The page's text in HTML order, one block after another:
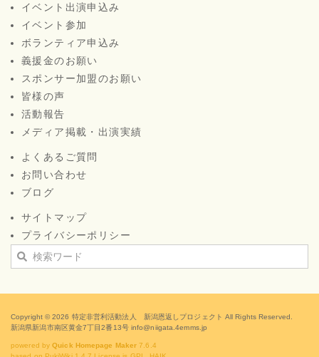
イベント出演申込み
イベント参加
ボランティア申込み
義援金のお願い
スポンサー加盟のお願い
皆様の声
活動報告
メディア掲載・出演実績
よくあるご質問
お問い合わせ
ブログ
サイトマップ
プライバシーポリシー
Copyright © 2026 特定非営利活動法人 新潟恩返しプロジェクト All Rights Reserved.
新潟県新潟市南区黄金7丁目2番13号 info@niigata.4emms.jp
powered byQuick Homepage Maker 7.6.4